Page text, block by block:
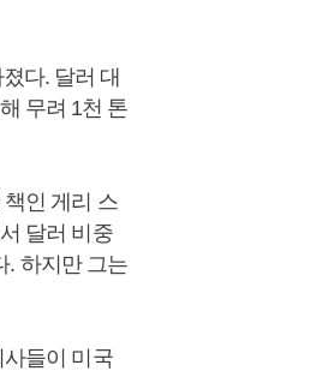
다. 달러 대
무려 1천 톤
인 게리 스
달러 비중
. 하지만 그는
들이 미국